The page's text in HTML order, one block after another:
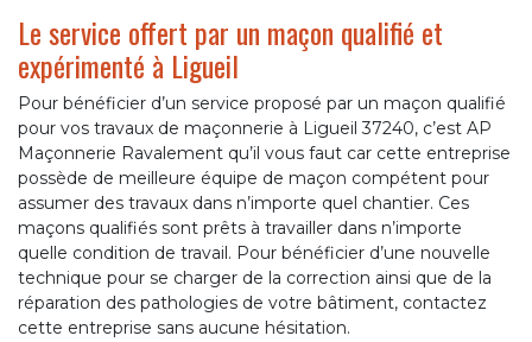
Le service offert par un maçon qualifié et
expérimenté à Ligueil
Pour bénéficier d’un service proposé par un maçon qualifié
pour vos travaux de maçonnerie à Ligueil 37240, c’est AP
Maçonnerie Ravalement qu’il vous faut car cette entreprise
possède de meilleure équipe de maçon compétent pour
assumer des travaux dans n’importe quel chantier. Ces
maçons qualifiés sont prêts à travailler dans n’importe
quelle condition de travail. Pour bénéficier d’une nouvelle
technique pour se charger de la correction ainsi que de la
réparation des pathologies de votre bâtiment, contactez
cette entreprise sans aucune hésitation.